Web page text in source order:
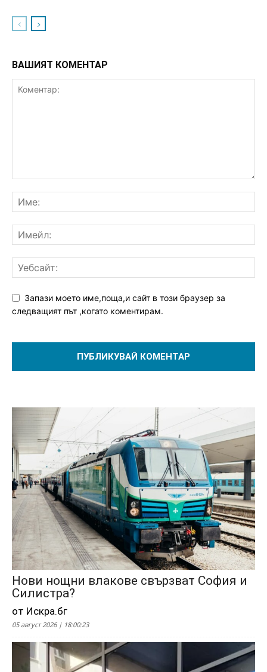
ВАШИЯТ КОМЕНТАР
Запази моето име,поща,и сайт в този браузер за
следващият път ,когато коментирам.
Нови нощни влакове свързват София и
Силистра?
от Искра.бг
05 август 2026 | 18:00:23